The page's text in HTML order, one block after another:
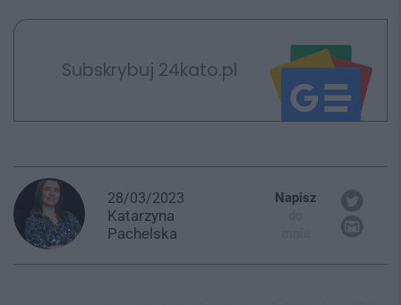
Subskrybuj 24kato.pl
28/03/2023
Katarzyna
Pachelska
Napisz